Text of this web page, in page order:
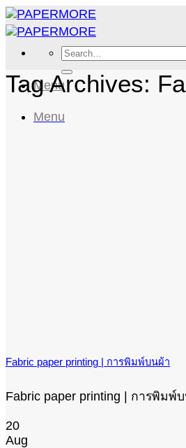
Skip
to
content
Search
Menu
Menu
Tag Archives:
Fabric paper printing | การพิมพ์บนผ้า
Fabric paper printing | การพิ
20
Aug